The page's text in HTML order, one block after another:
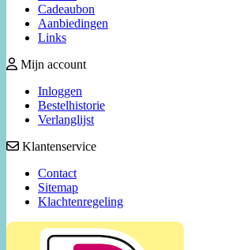
Cadeaubon
Aanbiedingen
Links
Mijn account
Inloggen
Bestelhistorie
Verlanglijst
Klantenservice
Contact
Sitemap
Klachtenregeling